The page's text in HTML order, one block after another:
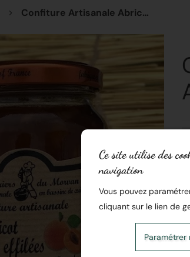
Confiture Artisanale Abricot Amandes effilées
Ce site utilise des
navigation
Vous pouvez
cliquant sur le lien de
Paramétrer